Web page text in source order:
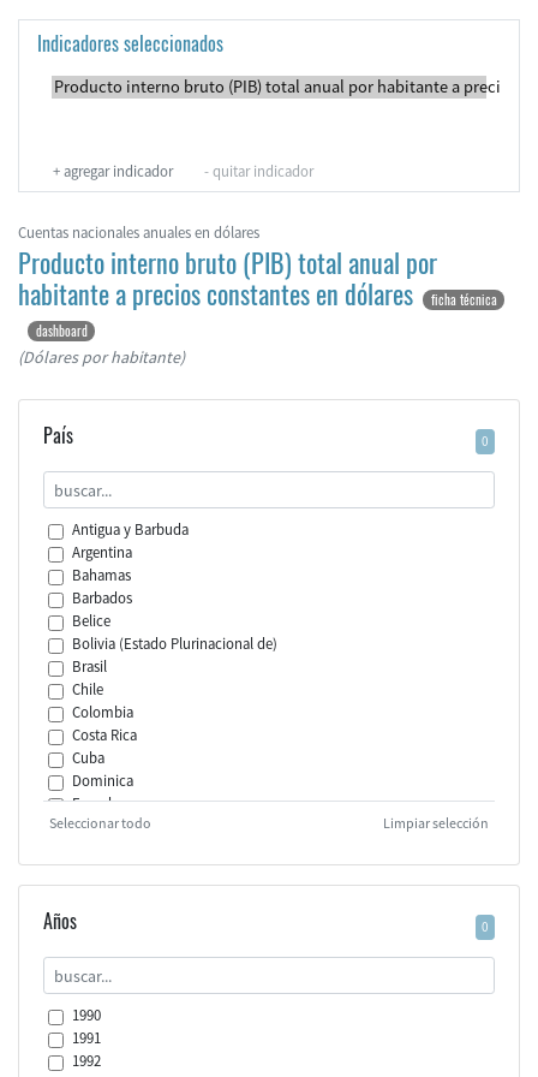
Indicadores seleccionados
+agregar indicador -quitar indicador
Cuentas nacionales anuales en dólares
Producto interno bruto (PIB) total anual por
habitante a precios constantes en dólares
ficha técnica
dashboard
(Dólares por habitante)
País 0
Antigua y Barbuda
Argentina
Bahamas
Barbados
Belice
Bolivia (Estado Plurinacional de)
Brasil
Chile
Colombia
Costa Rica
Cuba
Dominica
Ecuador
El Salvador
Guatemala
Haití
Jamaica
México
Nicaragua
Panamá
Paraguay
Seleccionar todo Limpiar selección
Años 0
1990
1991
1992